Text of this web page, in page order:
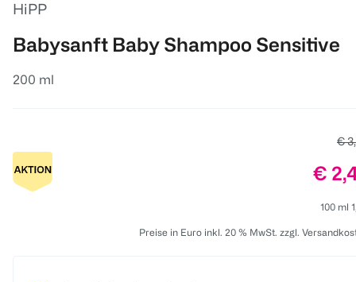
HiPP
Babysanft Baby Shampoo Sensitive
200 ml
€
€
100 ml
Preise in Euro inkl. 20 % MwSt. zzgl.